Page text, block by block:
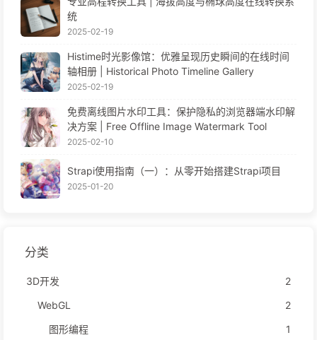
统
2025-02-19
Histime时光影像馆：优雅呈现历史瞬间的在线时间
轴相册 | Historical Photo Timeline Gallery
2025-02-19
免费离线图片水印工具：保护隐私的浏览器端水印解
决方案 | Free Offline Image Watermark Tool
2025-02-10
Strapi使用指南（一）：从零开始搭建Strapi项目
2025-01-20
分类
3D开发
2
WebGL
2
图形编程
1